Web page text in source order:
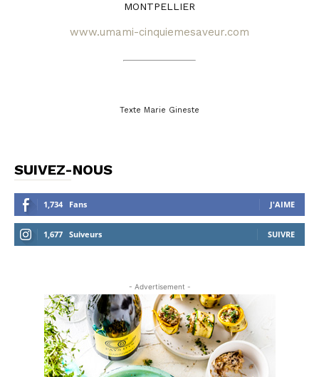
MONTPELLIER
www.umami-cinquiemesaveur.com
Texte Marie Gineste
SUIVEZ-NOUS
1,734 Fans J'AIME
1,677 Suiveurs SUIVRE
- Advertisement -